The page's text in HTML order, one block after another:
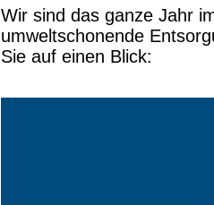
Wir sind das ganze Jahr
umweltschonende
Sie auf einen Blick: